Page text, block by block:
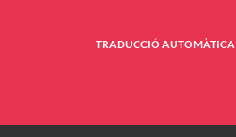
TRADUCCIÓ AUTOMÀTICA